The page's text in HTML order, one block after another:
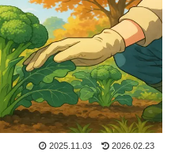
2025.11.03 2026.02.23